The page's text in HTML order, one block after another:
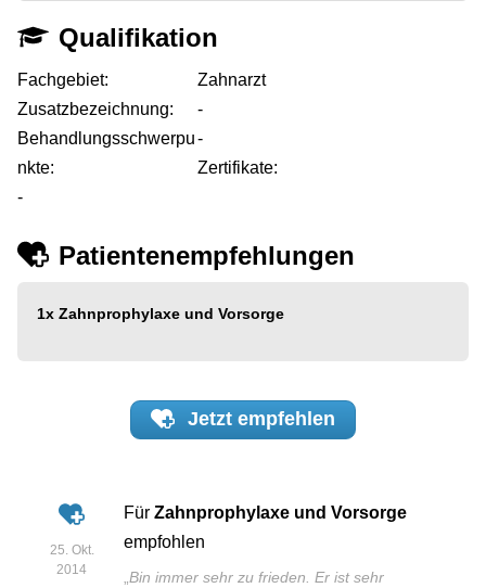
Qualifikation
Fachgebiet:
Zahnarzt
Zusatzbezeichnung:
-
Behandlungsschwerpu
nkte:
-
Zertifikate:
-
Patientenempfehlungen
1x Zahnprophylaxe und Vorsorge
Jetzt empfehlen
25. Okt.
2014
Für Zahnprophylaxe und Vorsorge
empfohlen
„Bin immer sehr zu frieden. Er ist sehr